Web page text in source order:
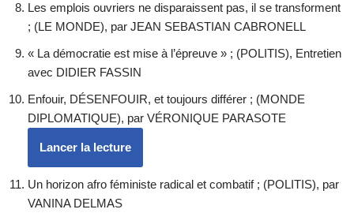
Les emplois ouvriers ne disparaissent pas, il se transforment
; (LE MONDE), par JEAN SEBASTIAN CABRONELL
« La démocratie est mise à l’épreuve » ; (POLITIS), Entretien
avec DIDIER FASSIN
Enfouir, DÉSENFOUIR, et toujours différer ; (MONDE
DIPLOMATIQUE), par VÉRONIQUE PARASOTE
Lancer la lecture
Un horizon afro féministe radical et combatif ; (POLITIS), par
VANINA DELMAS